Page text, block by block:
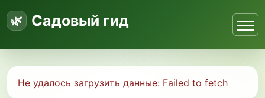
Садовый гид
Не удалось загрузить данные: Failed to fetch